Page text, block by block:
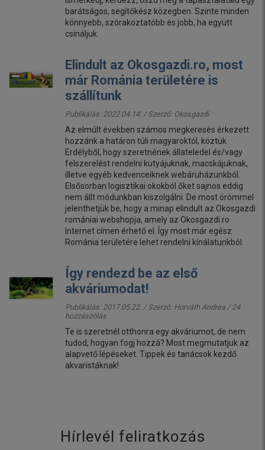
barátságos, segítőkész közegben. Szinte minden
könnyebb, szórakoztatóbb és jobb, ha együtt
csináljuk.
Elindult az Okosgazdi.ro, most
már Románia területére is
szállítunk
Publikálás: 2022.04.14. / Szerző: Okosgazdi
Az elmúlt években számos megkeresés érkezett
hozzánk a határon túli magyaroktól, köztük
Erdélyből, hogy szeretnének állateledel és/vagy
felszerelést rendelni kutyájuknak, macskájuknak,
illetve egyéb kedvenceiknek webáruházunkból.
Elsősorban logisztikai okokból őket sajnos eddig
nem állt módunkban kiszolgálni. De most örömmel
jelenthetjük be, hogy a minap elindult az Okosgazdi
romániai webshopja, amely az Okosgazdi.ro
Internet címen érhető el. Így most már egész
Románia területére lehet rendelni kínálatunkból.
Így rendezd be az első
akváriumodat!
Publikálás: 2017.05.22. / Szerző: Horváth Andrea / 24
hozzászólás
Te is szeretnél otthonra egy akváriumot, de nem
tudod, hogyan fogj hozzá? Most megmutatjuk az
alapvető lépéseket. Tippek és tanácsok kezdő
akvaristáknak!
Hírlevél feliratkozás